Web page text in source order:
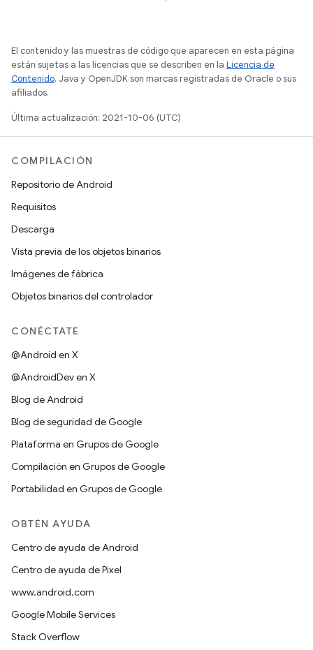
El contenido y las muestras de código que aparecen en esta página
están sujetas a las licencias que se describen en la Licencia de
Contenido. Java y OpenJDK son marcas registradas de Oracle o sus
afiliados.
Última actualización: 2021-10-06 (UTC)
COMPILACIÓN
Repositorio de Android
Requisitos
Descarga
Vista previa de los objetos binarios
Imágenes de fábrica
Objetos binarios del controlador
CONÉCTATE
@Android en X
@AndroidDev en X
Blog de Android
Blog de seguridad de Google
Plataforma en Grupos de Google
Compilación en Grupos de Google
Portabilidad en Grupos de Google
OBTÉN AYUDA
Centro de ayuda de Android
Centro de ayuda de Pixel
www.android.com
Google Mobile Services
Stack Overflow